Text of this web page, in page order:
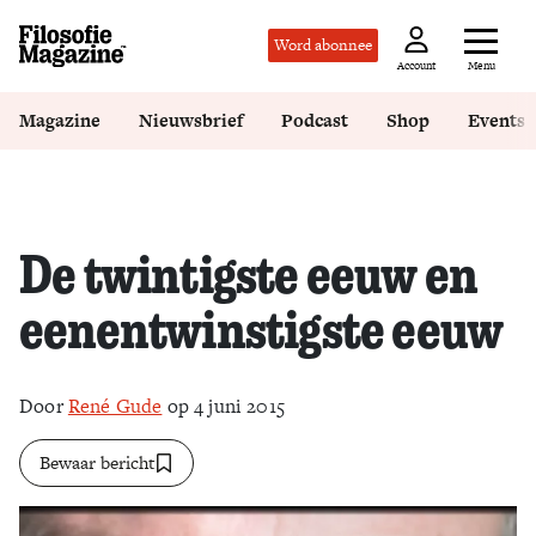
Word abonnee
Account Menu
Magazine Nieuwsbrief Podcast Shop Events
De twintigste eeuw en
eenentwinstigste eeuw
DoorRené Gude op 4 juni 2015
Bewaar bericht